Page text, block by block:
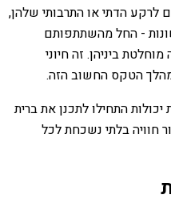
לרקע הדתי או התרבותי שלהן,
- החל מהשתתפותם
ביניהן. זה חיוני
הטקס החשוב הזה.
התחילו לתכנן את ברית
חוויה בלתי נשכחת לכל